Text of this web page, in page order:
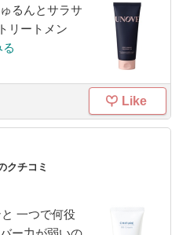
るんとサラサ
リートメン
Like
クチコミ
一つで何役